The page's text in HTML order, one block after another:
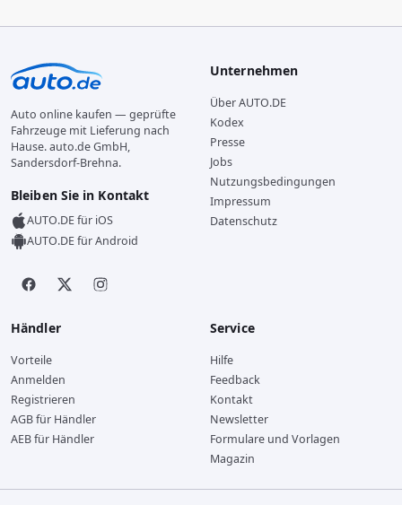
Auto online kaufen — geprüfte
Fahrzeuge mit Lieferung nach
Hause. auto.de GmbH,
Sandersdorf-Brehna.
Bleiben Sie in Kontakt
AUTO.DE für iOS
AUTO.DE für Android
Unternehmen
Über AUTO.DE
Kodex
Presse
Jobs
Nutzungsbedingungen
Impressum
Datenschutz
Händler
Vorteile
Anmelden
Registrieren
AGB für Händler
AEB für Händler
Service
Hilfe
Feedback
Kontakt
Newsletter
Formulare und Vorlagen
Magazin